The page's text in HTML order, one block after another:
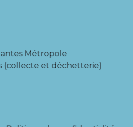
Métropole
(collecte et déchetterie)